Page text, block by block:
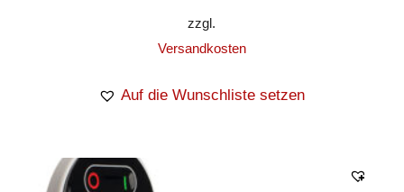
zzgl.
Versandkosten
Auf die Wunschliste setzen